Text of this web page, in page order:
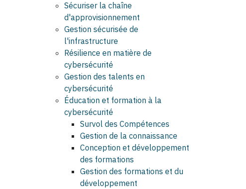
Sécuriser la chaîne
d'approvisionnement
Gestion sécurisée de
l'infrastructure
Résilience en matière de
cybersécurité
Gestion des talents en
cybersécurité
Éducation et formation à la
cybersécurité
Survol des Compétences
Gestion de la connaissance
Conception et développement
des formations
Gestion des formations et du
développement